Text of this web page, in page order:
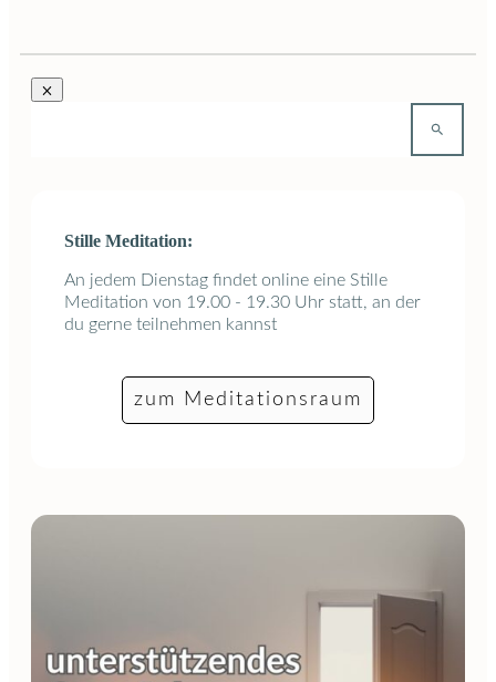
Stille Meditation:
An jedem Dienstag findet online eine Stille
Meditation von 19.00 - 19.30 Uhr statt, an der
du gerne teilnehmen kannst
zum Meditationsraum